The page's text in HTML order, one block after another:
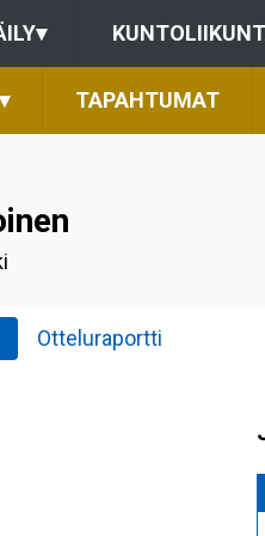
▾
▾ TAPAHTUMAT
Otteluraportti